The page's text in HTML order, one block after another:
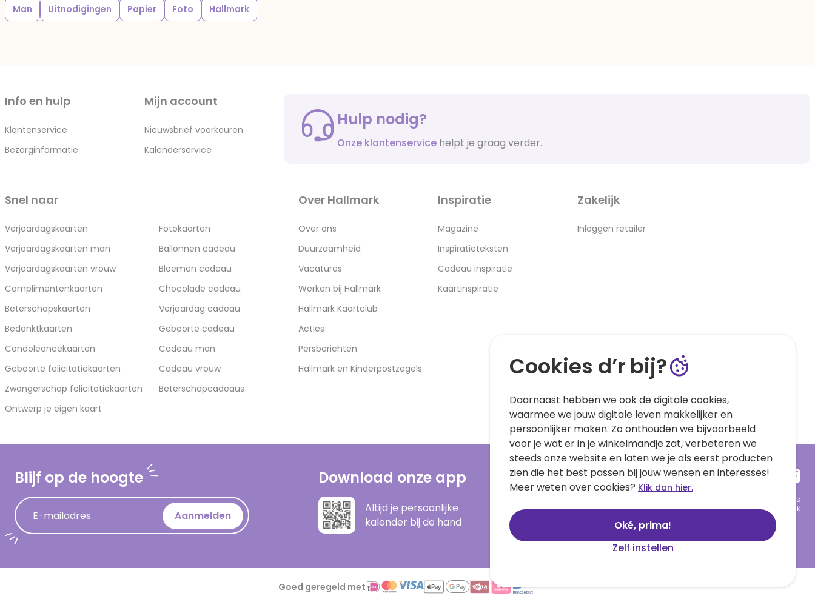
Man Uitnodigingen Papier Foto Hallmark
Info en hulp
Klantenservice
Bezorginformatie
Mijn account
Nieuwsbrief voorkeuren
Kalenderservice
Hulp nodig?
Onze klantenservice helpt je graag verder.
Snel naar
Verjaardagskaarten
Verjaardagskaarten man
Verjaardagskaarten vrouw
Complimentenkaarten
Beterschapskaarten
Bedanktkaarten
Condoleancekaarten
Geboorte felicitatiekaarten
Zwangerschap felicitatiekaarten
Ontwerp je eigen kaart
Fotokaarten
Ballonnen cadeau
Bloemen cadeau
Chocolade cadeau
Verjaardag cadeau
Geboorte cadeau
Cadeau man
Cadeau vrouw
Beterschapcadeaus
Over Hallmark
Over ons
Duurzaamheid
Vacatures
Werken bij Hallmark
Hallmark Kaartclub
Acties
Persberichten
Hallmark en Kinderpostzegels
Inspiratie
Magazine
Inspiratieteksten
Cadeau inspiratie
Kaartinspiratie
Zakelijk
Inloggen retailer
Blijf op de hoogte
E-mailadres Aanmelden
Download onze app
Altijd je persoonlijke
kalender bij de hand
Cookies
© 1999 - 2025 Hallmark
Goed geregeld met
Cookies d’r bij?
Daarnaast hebben we ook de digitale cookies,
waarmee we jouw digitale leven makkelijker en
persoonlijker maken. Zo onthouden we bijvoorbeeld
voor je wat er in je winkelmandje zat, verbeteren we
steeds onze website en laten we je als eerst producten
zien die het best passen bij jouw wensen en interesses!
Meer weten over cookies? Klik dan hier.
Oké, prima!
Zelf instellen